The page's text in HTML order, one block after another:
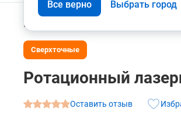
Все верно Выбрать город
Геодезическое оборудование
Сверхточные
Ротационный
Оставить отзыв
О товаре ХарактеристикиАксессуары